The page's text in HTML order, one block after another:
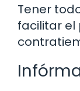
Tener
facilitar el